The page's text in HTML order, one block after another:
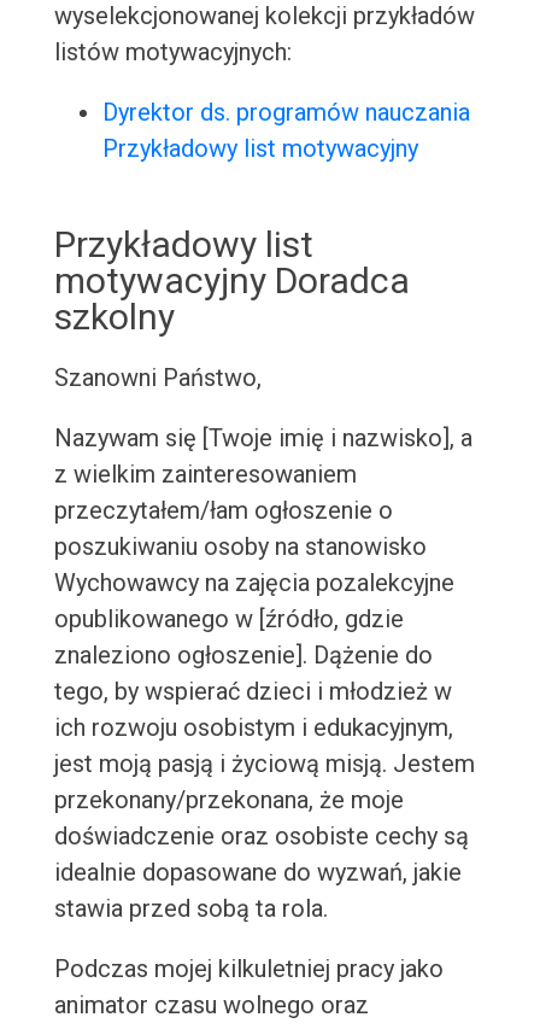
wyselekcjonowanej kolekcji przykładów
listów motywacyjnych:
Dyrektor ds. programów nauczania
Przykładowy list motywacyjny
Przykładowy list
motywacyjny Doradca
szkolny
Szanowni Państwo,
Nazywam się [Twoje imię i nazwisko], a
z wielkim zainteresowaniem
przeczytałem/łam ogłoszenie o
poszukiwaniu osoby na stanowisko
Wychowawcy na zajęcia pozalekcyjne
opublikowanego w [źródło, gdzie
znaleziono ogłoszenie]. Dążenie do
tego, by wspierać dzieci i młodzież w
ich rozwoju osobistym i edukacyjnym,
jest moją pasją i życiową misją. Jestem
przekonany/przekonana, że moje
doświadczenie oraz osobiste cechy są
idealnie dopasowane do wyzwań, jakie
stawia przed sobą ta rola.
Podczas mojej kilkuletniej pracy jako
animator czasu wolnego oraz